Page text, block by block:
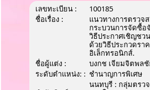
เลขทะเบียน :
100185
ชื่อเรื่อง :
แนวทางการตรวจ
กระบวนการจัดซื้อ
วิธีประกาศเชิญชว
ด้วยวิธีประกวดรา
อิเล็กทรอนิกส์.
ชื่อผู้แต่ง :
บงกช เจียมจิตพล
ระดับตำแหน่ง: : ชํานาญการพิเศษ
นนทบุรี : กลุ่มตรว